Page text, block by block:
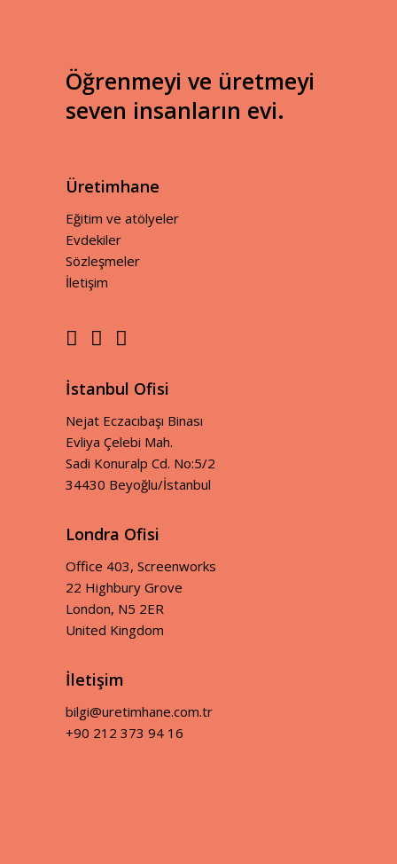
Öğrenmeyi ve üretmeyi
seven insanların evi.
Üretimhane
Eğitim ve atölyeler
Evdekiler
Sözleşmeler
İletişim
İstanbul Ofisi
Nejat Eczacıbaşı Binası
Evliya Çelebi Mah.
Sadi Konuralp Cd. No:5/2
34430 Beyoğlu/İstanbul
Londra Ofisi
Office 403, Screenworks
22 Highbury Grove
London, N5 2ER
United Kingdom
İletişim
bilgi@uretimhane.com.tr
+90 212 373 94 16